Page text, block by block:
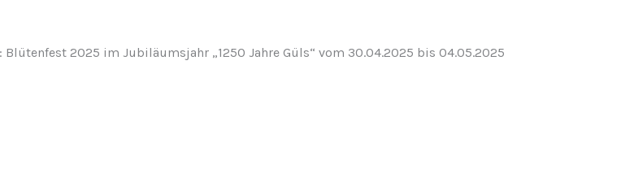
2025 im Jubiläumsjahr „1250 Jahre Güls“ vom 30.04.2025 bis 04.05.2025